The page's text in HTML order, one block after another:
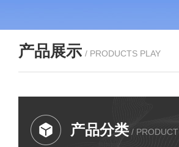
产品展示 / PRODUCTS PLAY
产品分类 / PRODUCT